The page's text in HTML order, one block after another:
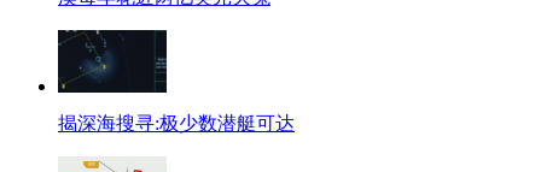
揭深海搜寻:极少数潜艇可达